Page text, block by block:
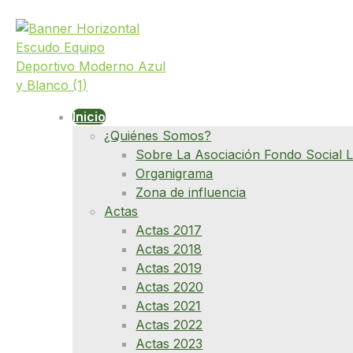
Inicio
¿Quiénes Somos?
Sobre La Asociación Fondo Social
Organigrama
Zona de influencia
Actas
Actas 2017
Actas 2018
Actas 2019
Actas 2020
Actas 2021
Actas 2022
Actas 2023